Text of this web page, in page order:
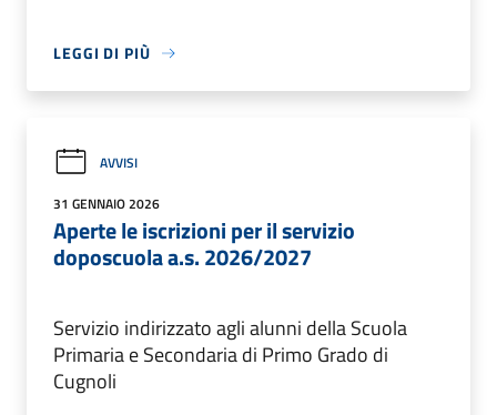
LEGGI DI PIÙ
AVVISI
31 GENNAIO 2026
Aperte le iscrizioni per il servizio
doposcuola a.s. 2026/2027
Servizio indirizzato agli alunni della Scuola
Primaria e Secondaria di Primo Grado di
Cugnoli